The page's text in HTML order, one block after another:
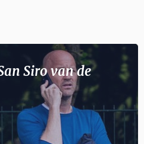
Siro van de